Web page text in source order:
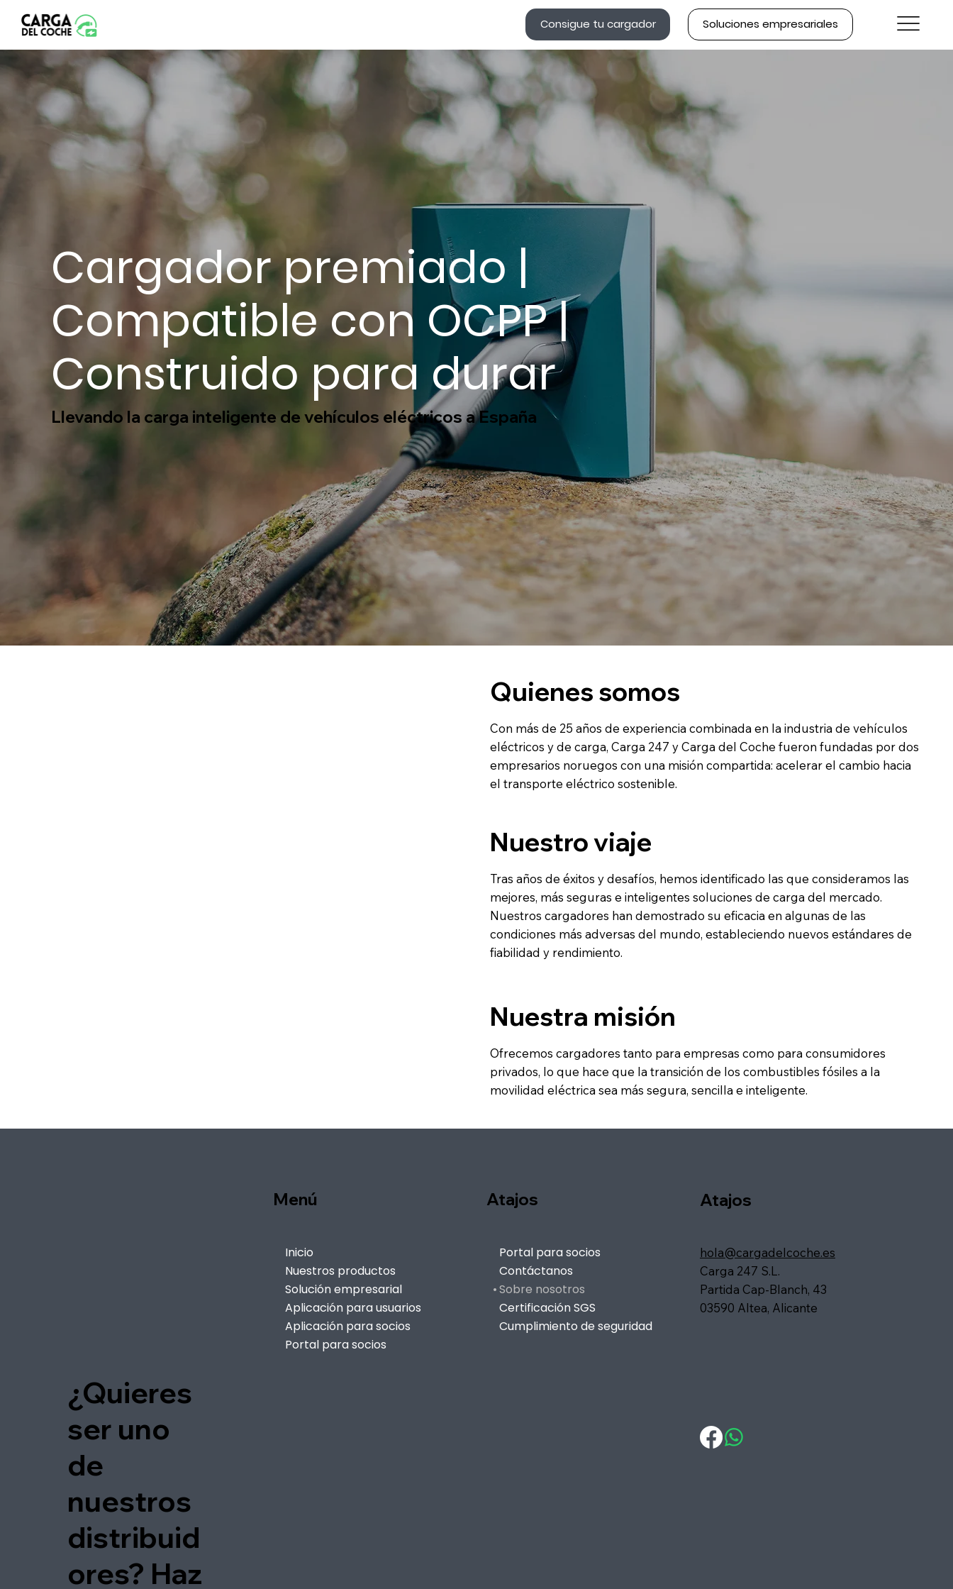
Consigue tu cargador Soluciones empresariales
Cargador premiado |
Compatible con OCPP |
Construido para durar
Llevando la carga inteligente de vehículos eléctricos a España
Quienes somos
Con más de 25 años de experiencia combinada en la industria de vehículos
eléctricos y de carga, Carga 247 y Carga del Coche fueron fundadas por dos
empresarios noruegos con una misión compartida: acelerar el cambio hacia
el transporte eléctrico sostenible.
Nuestro viaje
Tras años de éxitos y desafíos, hemos identificado las que consideramos las
mejores, más seguras e inteligentes soluciones de carga del mercado.
Nuestros cargadores han demostrado su eficacia en algunas de las
condiciones más adversas del mundo, estableciendo nuevos estándares de
fiabilidad y rendimiento.
Nuestra misión
Ofrecemos cargadores tanto para empresas como para consumidores
privados, lo que hace que la transición de los combustibles fósiles a la
movilidad eléctrica sea más segura, sencilla e inteligente.
¿Quieres
ser uno
de
nuestros
distribuid
ores? Haz
Menú
Inicio
Nuestros productos
Solución empresarial
Aplicación para usuarios
Aplicación para socios
Portal para socios
Atajos
Portal para socios
Contáctanos
Sobre nosotros
Certificación SGS
Cumplimiento de seguridad
Atajos
hola@cargadelcoche.es
Carga 247 S.L.
Partida Cap-Blanch, 43
03590 Altea, Alicante